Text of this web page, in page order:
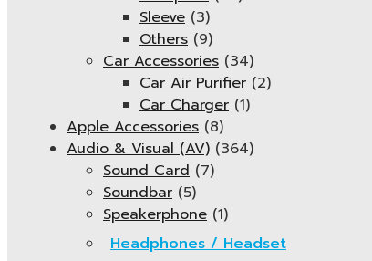
Sleeve (3)
Others (9)
Car Accessories (34)
Car Air Purifier (2)
Car Charger (1)
Apple Accessories (8)
Audio & Visual (AV) (364)
Sound Card (7)
Soundbar (5)
Speakerphone (1)
Headphones / Headset